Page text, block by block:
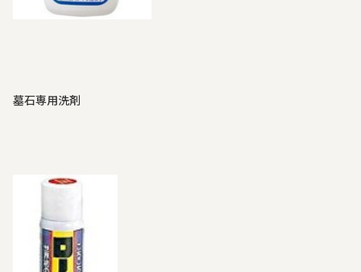
墓石専用洗剤